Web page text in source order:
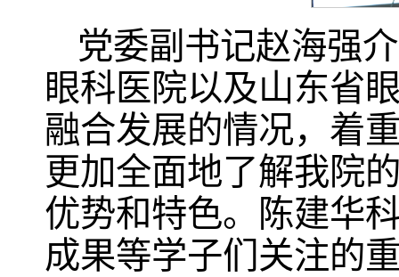
党委副书记赵海强
眼科医院以及山东省
融合发展的情况，着
更加全面地了解我院
优势和特色。陈建华
成果等学子们关注的